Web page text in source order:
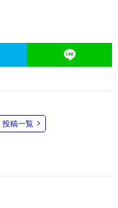
投稿一覧